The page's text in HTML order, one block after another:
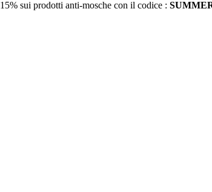
15% sui prodotti anti-mosche con il codice :